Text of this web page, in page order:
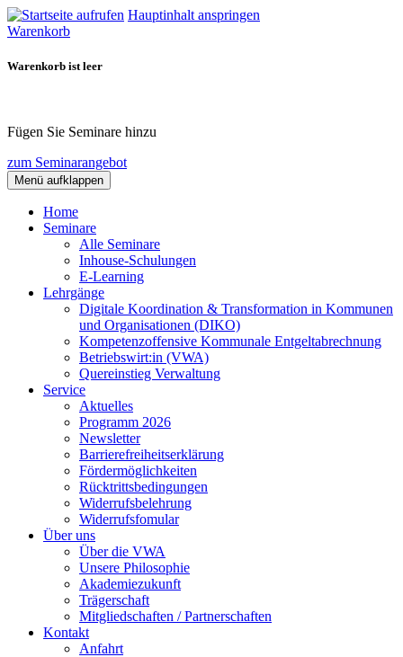
Hauptinhalt anspringen
Warenkorb
Warenkorb ist leer
Fügen Sie Seminare hinzu
zum Seminarangebot
Menü aufklappen
Home
Seminare
Alle Seminare
Inhouse-Schulungen
E-Learning
Lehrgänge
Digitale Koordination & Transformation in Kommunen
und Organisationen (DIKO)
Kompetenzoffensive Kommunale Entgeltabrechnung
Betriebswirt:in (VWA)
Quereinstieg Verwaltung
Service
Aktuelles
Programm 2026
Newsletter
Barrierefreiheitserklärung
Fördermöglichkeiten
Rücktrittsbedingungen
Widerrufsbelehrung
Widerrufsfomular
Über uns
Über die VWA
Unsere Philosophie
Akademiezukunft
Trägerschaft
Mitgliedschaften / Partnerschaften
Kontakt
Anfahrt